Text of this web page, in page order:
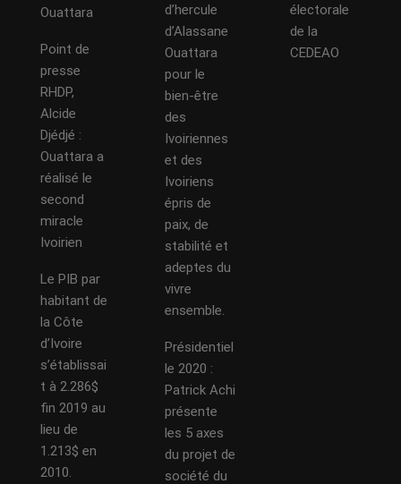
Ouattara
Point de
presse
RHDP,
Alcide
Djédjé :
Ouattara a
réalisé le
second
miracle
Ivoirien
Le PIB par
habitant de
la Côte
d’Ivoire
s’établissai
t à 2.286$
fin 2019 au
lieu de
1.213$ en
2010.
d’hercule
d’Alassane
Ouattara
pour le
bien-être
des
Ivoiriennes
et des
Ivoiriens
épris de
paix, de
stabilité et
adeptes du
vivre
ensemble.
Présidentiel
le 2020 :
Patrick Achi
présente
les 5 axes
du projet de
société du
électorale
de la
CEDEAO